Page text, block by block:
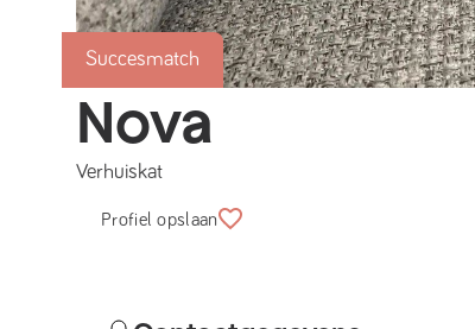
Succesmatch
Nova
Verhuiskat
Profiel opslaan